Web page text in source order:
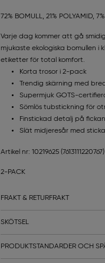
72% BOMULL, 21% POLYAMID,
Varje dag kommer att gå
mjukaste ekologiska bomullen i
etiketter för total komfort.
Korta trosor i 2-pack
Trendig skärning med
Supermjuk GOTS-
Sömlös tubstickning för
Finstickad detalj på
Slät midjeresår med
Artikel nr: 10219625 (7613111220767)
2-PACK
FRAKT & RETURFRAKT
SKÖTSEL
PRODUKTSTANDARDER OCH